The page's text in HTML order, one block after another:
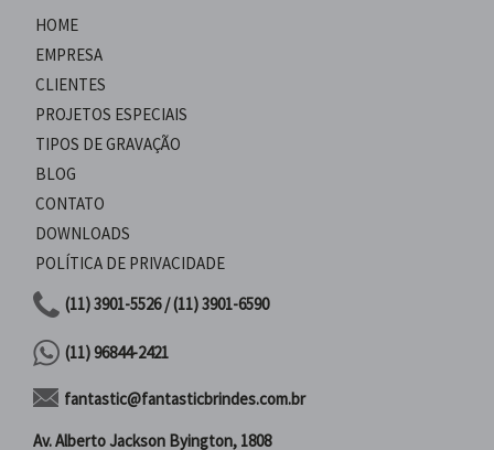
HOME
EMPRESA
CLIENTES
PROJETOS ESPECIAIS
TIPOS DE GRAVAÇÃO
BLOG
CONTATO
DOWNLOADS
POLÍTICA DE PRIVACIDADE
(11) 3901-5526 / (11) 3901-6590
(11) 96844-2421
fantastic@fantasticbrindes.com.br
Av. Alberto Jackson Byington, 1808